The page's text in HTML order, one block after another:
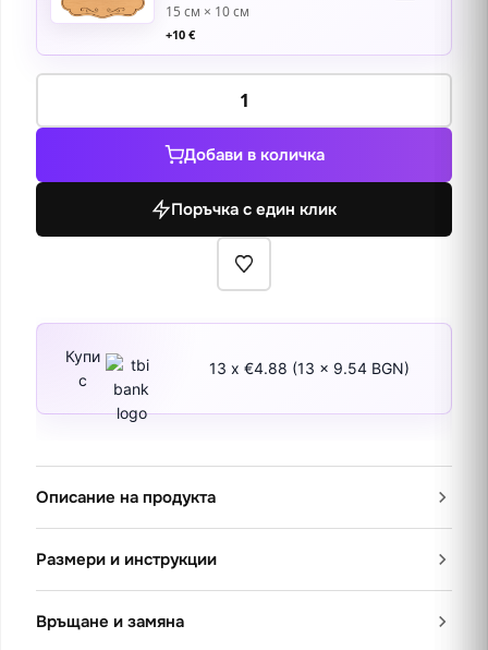
15 см × 10 см
+10 €
количество
Мълчаливият
Добави в количка
Поръчка с един клик
Купи
с
13 x €4.88 (13 x 9.54 BGN)
Описание на продукта
Размери и инструкции
Връщане и замяна